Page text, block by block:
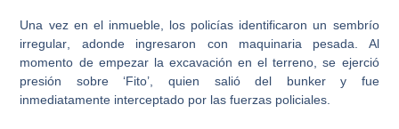
Una vez en el inmueble, los policías identificaron un sembrío
irregular , adonde ingresaron con maquinaria pesada. Al
momento de empezar la excavación en el terreno, se ejerció
presión sobre ‘Fito’, quien salió del bunker y fue
inmediatamente interceptado por las fuerzas policiales.